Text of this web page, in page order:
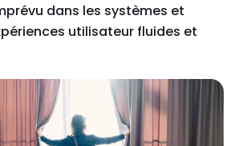
dans les systèmes et
utilisateur fluides et